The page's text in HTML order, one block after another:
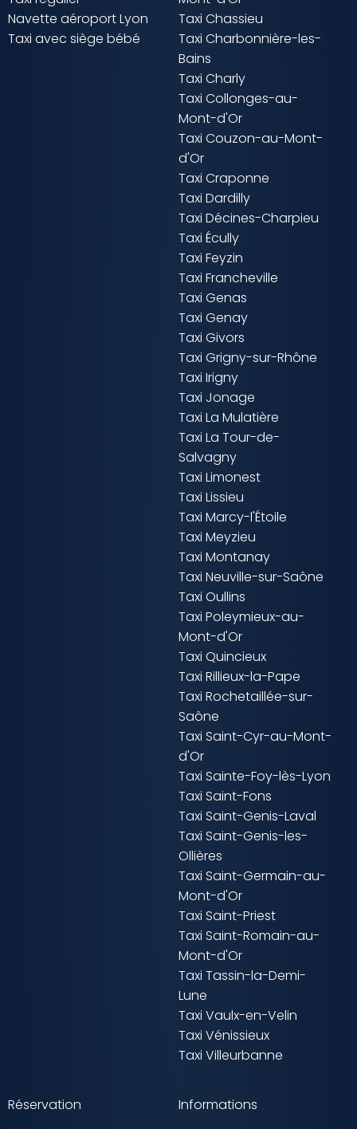
Navette aéroport Lyon
Taxi avec siège bébé
Taxi Chassieu
Taxi Charbonnière-les-
Bains
Taxi Charly
Taxi Collonges-au-
Mont-d'Or
Taxi Couzon-au-Mont-
d'Or
Taxi Craponne
Taxi Dardilly
Taxi Décines-Charpieu
Taxi Écully
Taxi Feyzin
Taxi Francheville
Taxi Genas
Taxi Genay
Taxi Givors
Taxi Grigny-sur-Rhône
Taxi Irigny
Taxi Jonage
Taxi La Mulatière
Taxi La Tour-de-
Salvagny
Taxi Limonest
Taxi Lissieu
Taxi Marcy-l'Étoile
Taxi Meyzieu
Taxi Montanay
Taxi Neuville-sur-Saône
Taxi Oullins
Taxi Poleymieux-au-
Mont-d'Or
Taxi Quincieux
Taxi Rillieux-la-Pape
Taxi Rochetaillée-sur-
Saône
Taxi Saint-Cyr-au-Mont-
d'Or
Taxi Sainte-Foy-lès-Lyon
Taxi Saint-Fons
Taxi Saint-Genis-Laval
Taxi Saint-Genis-les-
Ollières
Taxi Saint-Germain-au-
Mont-d'Or
Taxi Saint-Priest
Taxi Saint-Romain-au-
Mont-d'Or
Taxi Tassin-la-Demi-
Lune
Taxi Vaulx-en-Velin
Taxi Vénissieux
Taxi Villeurbanne
Réservation
Informations